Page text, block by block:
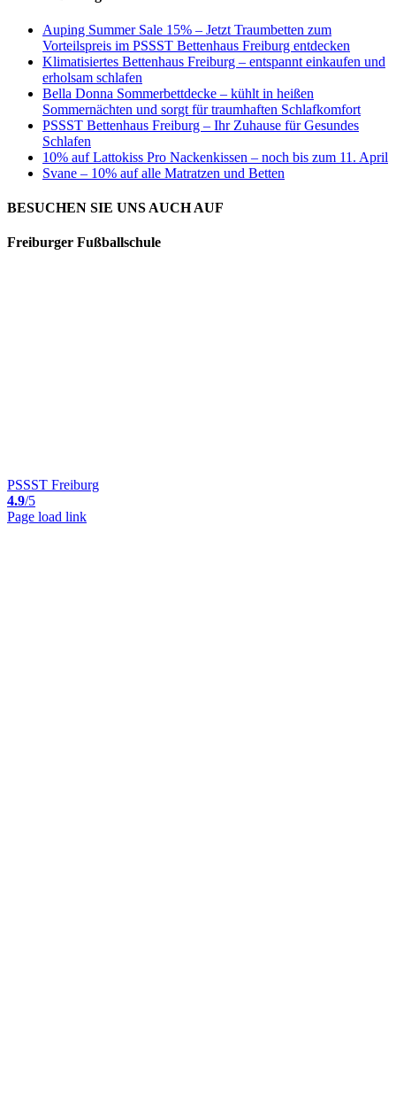
Auping Summer Sale 15% – Jetzt Traumbetten zum
Vorteilspreis im PSSST Bettenhaus Freiburg entdecken
Klimatisiertes Bettenhaus Freiburg – entspannt einkaufen und
erholsam schlafen
Bella Donna Sommerbettdecke – kühlt in heißen
Sommernächten und sorgt für traumhaften Schlafkomfort
PSSST Bettenhaus Freiburg – Ihr Zuhause für Gesundes
Schlafen
10% auf Lattokiss Pro Nackenkissen – noch bis zum 11. April
Svane – 10% auf alle Matratzen und Betten
BESUCHEN SIE UNS AUCH AUF
Freiburger Fußballschule
PSSST Freiburg
4.9/5
Page load link